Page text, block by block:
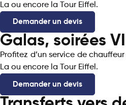
La ou encore la Tour Eiffel.
Demander un devis
Galas, soirées
Profitez d’un service de
La ou encore la Tour Eiffel.
Demander un devis